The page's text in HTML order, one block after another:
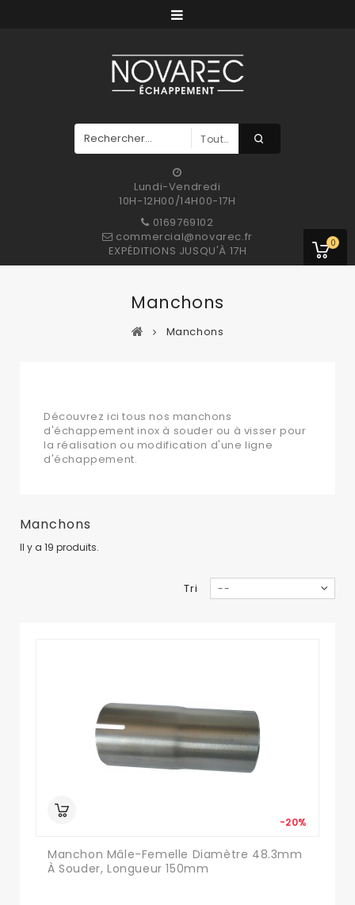
0
Toutes Les Catégories
Lundi-Vendredi
10H-12H00/14H00-17H
0169769102
commercial@novarec.fr
EXPÉDITIONS JUSQU'À 17H
Manchons
Manchons
Découvrez ici tous nos manchons
d'échappement inox à souder ou à visser pour
la réalisation ou modification d'une ligne
d'échappement.
Manchons
Il y a 19 produits.
Tri --
Manchon Mâle-Femelle Diamètre 48.3mm
À Souder, Longueur 150mm
-20%